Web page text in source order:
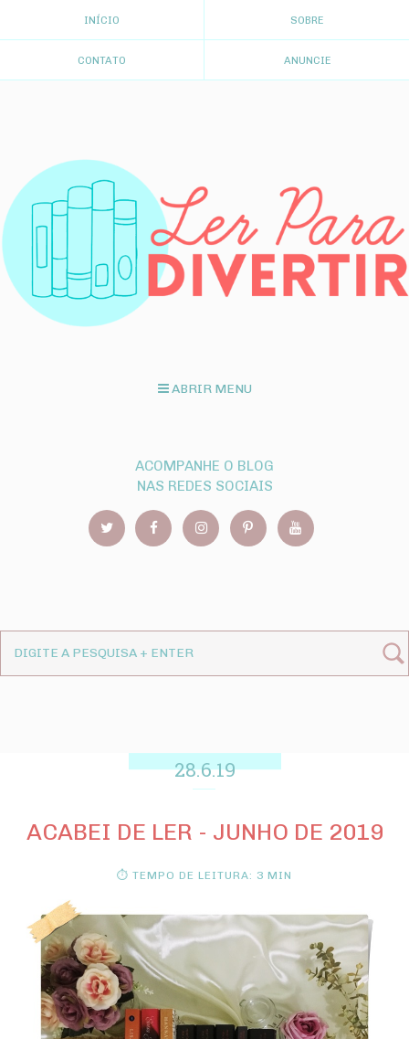
INÍCIO SOBRE
CONTATO ANUNCIE
ABRIR MENU
ACOMPANHE O BLOG
NAS REDES SOCIAIS
28.6.19
ACABEI DE LER - JUNHO DE 2019
⏱ TEMPO DE LEITURA: 3 MIN